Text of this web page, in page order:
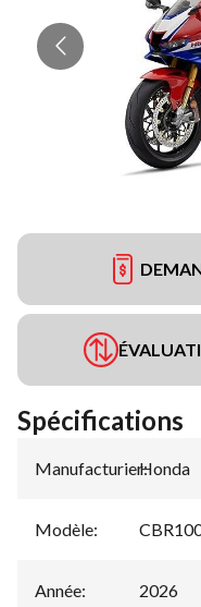
Spécifications
Manufacturier:
Honda
Modèle:
Année: 2026